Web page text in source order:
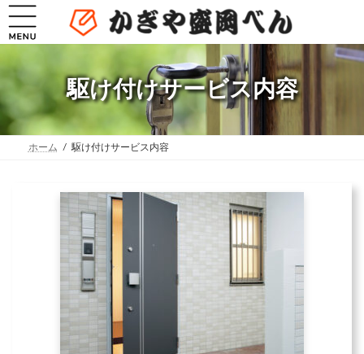
コ
テ
へ
ッ
プ
ナ
ゲ
ョ
移
動
駆け付けサービス内容
ホーム 駆け付けサービス内容